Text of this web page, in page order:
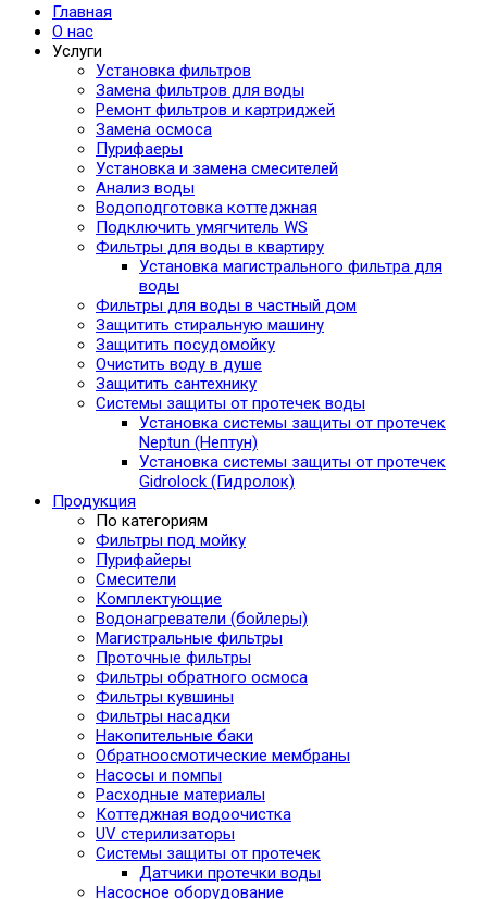
Главная
О нас
Услуги
Установка фильтров
Замена фильтров для воды
Ремонт фильтров и картриджей
Замена осмоса
Пурифаеры
Установка и замена смесителей
Анализ воды
Водоподготовка коттеджная
Подключить умягчитель WS
Фильтры для воды в квартиру
Установка магистрального фильтра для
воды
Фильтры для воды в частный дом
Защитить стиральную машину
Защитить посудомойку
Очистить воду в душе
Защитить сантехнику
Системы защиты от протечек воды
Установка системы защиты от протечек
Neptun (Нептун)
Установка системы защиты от протечек
Gidrolock (Гидролок)
Продукция
По категориям
Фильтры под мойку
Пурифайеры
Смесители
Комплектующие
Водонагреватели (бойлеры)
Магистральные фильтры
Проточные фильтры
Фильтры обратного осмоса
Фильтры кувшины
Фильтры насадки
Накопительные баки
Обратноосмотические мембраны
Насосы и помпы
Расходные материалы
Коттеджная водоочистка
UV стерилизаторы
Системы защиты от протечек
Датчики протечки воды
Насосное оборудование